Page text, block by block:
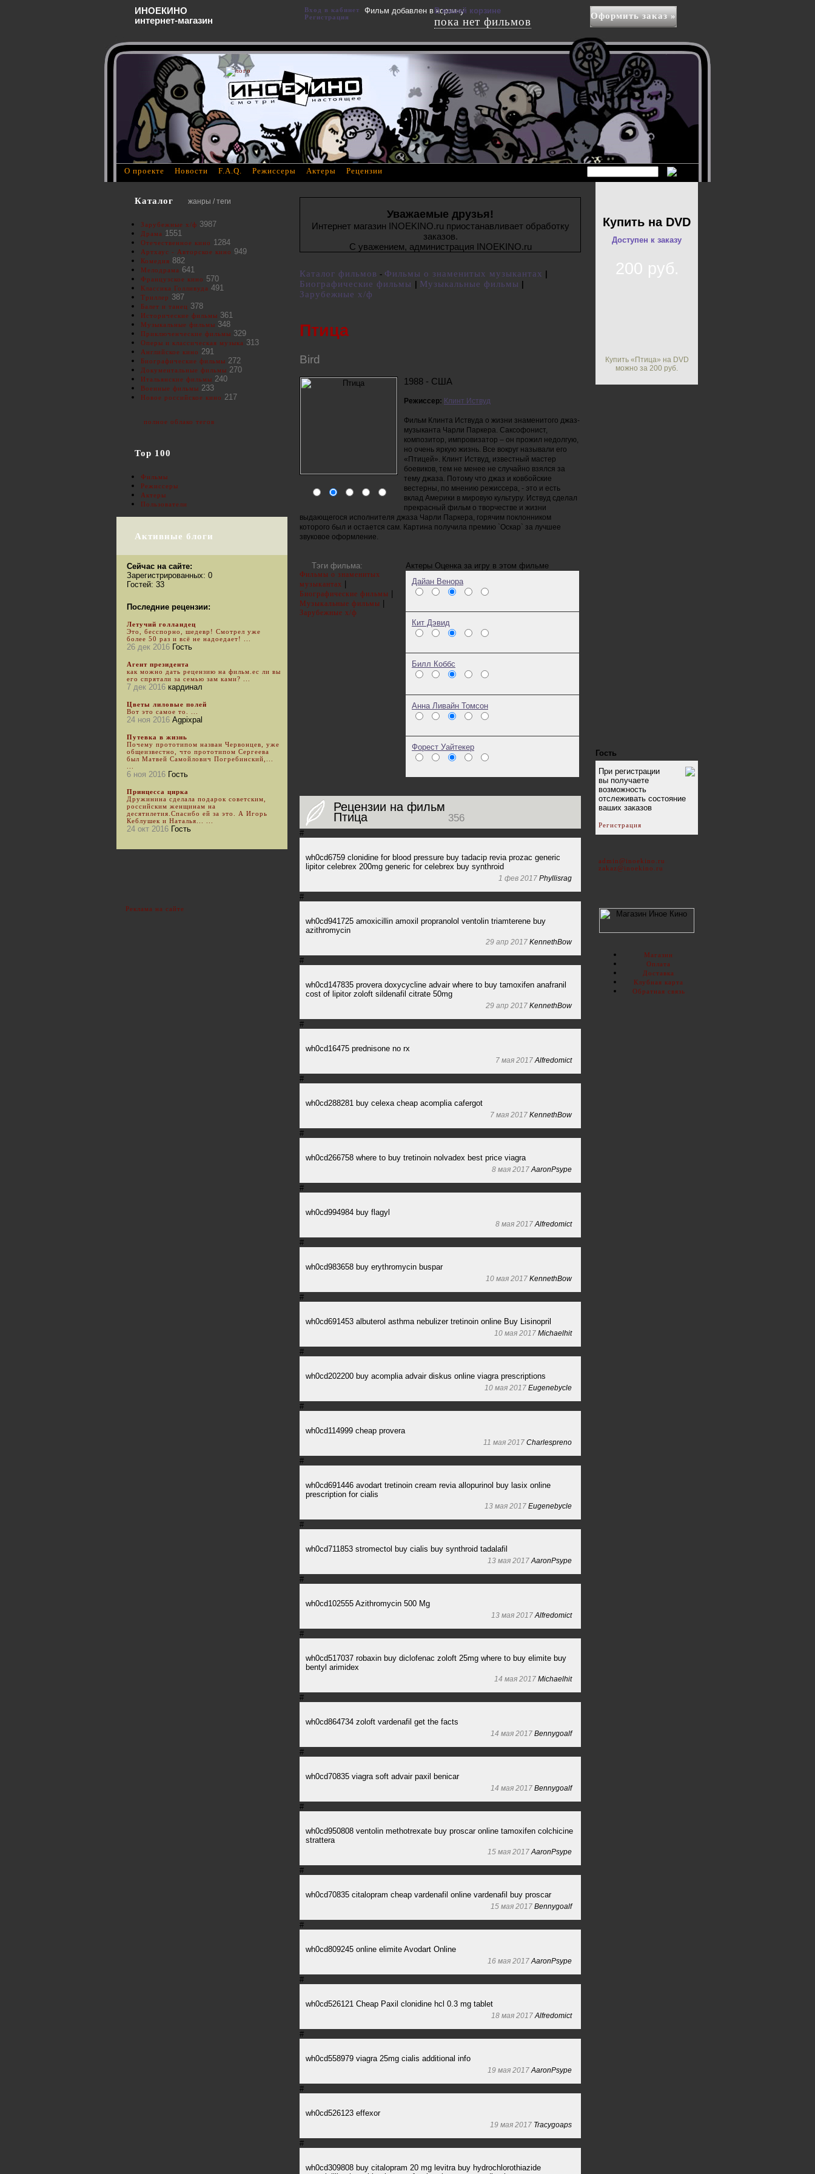
Уважаемые друзья!
Интернет магазин INOEKINO.ru приостанавливает обработку
заказов.
С уважением, администрация INOEKINO.ru
Каталог фильмов - Фильмы о знаменитых музыкантах
Биографические фильмы Музыкальные фильмы
Зарубежные х/ф
Птица
Bird
1988 - США
Режиссер: Клинт Иствуд
Фильм Клинта Иствуда о жизни знаменитого джаз-
музыканта Чарли Паркера. Саксофонист,
композитор, импровизатор – он прожил недолгую,
но очень яркую жизнь. Все вокруг называли его
«Птицей». Клинт Иствуд, известный мастер
боевиков, тем не менее не случайно взялся за
тему джаза. Потому что джаз и ковбойские
вестерны, по мнению режиссера, - это и есть
вклад Америки в мировую культуру. Иствуд сделал
прекрасный фильм о творчестве и жизни
выдающегося исполнителя джаза Чарли Паркера, горячим поклонником
которого был и остается сам. Картина получила премию `Оскар` за лучшее
звуковое оформление.
Тэги фильма:
Фильмы о знаменитых
музыкантах |
Биографические фильмы |
Музыкальные фильмы |
Зарубежные х/ф
Актеры Оценка за игру в этом фильме
Дайан Венора
Кит Дэвид
Билл Коббс
Анна Ливайн Томсон
Форест Уайтекер
Рецензии на фильм
Птица 356
#
wh0cd6759 clonidine for blood pressure buy tadacip revia prozac generic
lipitor celebrex 200mg generic for celebrex buy synthroid
1 фев 2017 Phyllisrag
#
wh0cd941725 amoxicillin amoxil propranolol ventolin triamterene buy
azithromycin
29 апр 2017 KennethBow
#
wh0cd147835 provera doxycycline advair where to buy tamoxifen anafranil
cost of lipitor zoloft sildenafil citrate 50mg
29 апр 2017 KennethBow
#
wh0cd16475 prednisone no rx
7 мая 2017Alfredomict
#
wh0cd288281 buy celexa cheap acomplia cafergot
7 мая 2017 KennethBow
#
wh0cd266758 where to buy tretinoin nolvadex best price viagra
8 мая 2017AaronPsype
#
wh0cd994984 buy flagyl
8 мая 2017Alfredomict
#
wh0cd983658 buy erythromycin buspar
10 мая 2017 KennethBow
#
wh0cd691453 albuterol asthma nebulizer tretinoin online Buy Lisinopril
10 мая 2017 Michaelhit
#
wh0cd202200 buy acomplia advair diskus online viagra prescriptions
10 мая 2017 Eugenebycle
#
wh0cd114999 cheap provera
11 мая 2017 Charlespreno
#
wh0cd691446 avodart tretinoin cream revia allopurinol buy lasix online
prescription for cialis
13 мая 2017 Eugenebycle
#
wh0cd711853 stromectol buy cialis buy synthroid tadalafil
13 мая 2017AaronPsype
#
wh0cd102555 Azithromycin 500 Mg
13 мая 2017Alfredomict
#
wh0cd517037 robaxin buy diclofenac zoloft 25mg where to buy elimite buy
bentyl arimidex
14 мая 2017 Michaelhit
#
wh0cd864734 zoloft vardenafil get the facts
14 мая 2017 Bennygoalf
#
wh0cd70835 viagra soft advair paxil benicar
14 мая 2017 Bennygoalf
#
wh0cd950808 ventolin methotrexate buy proscar online tamoxifen colchicine
strattera
15 мая 2017AaronPsype
#
wh0cd70835 citalopram cheap vardenafil online vardenafil buy proscar
15 мая 2017 Bennygoalf
#
wh0cd809245 online elimite Avodart Online
16 мая 2017AaronPsype
#
wh0cd526121 Cheap Paxil clonidine hcl 0.3 mg tablet
18 мая 2017Alfredomict
#
wh0cd558979 viagra 25mg cialis additional info
19 мая 2017AaronPsype
#
wh0cd526123 effexor
19 мая 2017 Tracygoaps
#
wh0cd309808 buy citalopram 20 mg levitra buy hydrochlorothiazide
Каталог жанры / теги
Зарубежные х/ф 3987
Драма 1551
Отечественное кино 1284
Артхаус - Авторское кино 949
Комедия 882
Мелодрама 641
Французское кино 570
Классика Голливуда 491
Триллер 387
Балет и танец 378
Исторические фильмы 361
Музыкальные фильмы 348
Приключенческие фильмы 329
Оперы и классическая музыка 313
Английское кино 291
Биографические фильмы 272
Документальные фильмы 270
Итальянские фильмы 240
Военные фильмы 233
Новое российское кино 217
полное облако тегов
Top 100
Фильмы
Режиссеры
Актеры
Пользователи
Активные блоги
Сейчас на сайте:
Зарегистрированных: 0
Гостей: 33
Последние рецензии:
Летучий голландец
Это, бесспорно, шедевр! Смотрел уже
более 50 раз и всё не надоедает! ...
26 дек 2016 Гость
Агент президента
как можно дать рецензию на фильм.ес ли вы
его спрятали за семью зам ками? ...
7 дек 2016 кардинал
Цветы лиловые полей
Вот это самое то. ...
24 ноя 2016 Agpixpal
Путевка в жизнь
Почему прототипом назван Червонцев, уже
общеизвестно, что прототипом Сергеева
был Матвей Самойлович Погребинский,...
6 ноя 2016 Гость
Принцесса цирка
Дружинина сделала подарок советским,
российским женщинам на
десятилетия.Спасибо ей за это. А Игорь
Кеблушек и Наталья... ...
24 окт 2016 Гость
Реклама на сайте
Купить на DVD
Доступен к заказу
200 руб.
Купить «Птица» на DVD
можно за 200 руб.
Гость
При регистрации
вы получаете
возможность
отслеживать состояние
ваших заказов
Регистрация
admin@inoekino.ru
zakaz@inoekino.ru
Магазин
Оплата
Доставка
Клубная карта
Обратная связь
О проекте Новости F.A.Q. Режиссеры Актеры Рецензии
Фильм добавлен в корзину
ИНОЕКИНО
интернет-магазин
Вход в кабинет
Регистрация
В вашей корзине
пока нет фильмов Оформить заказ »